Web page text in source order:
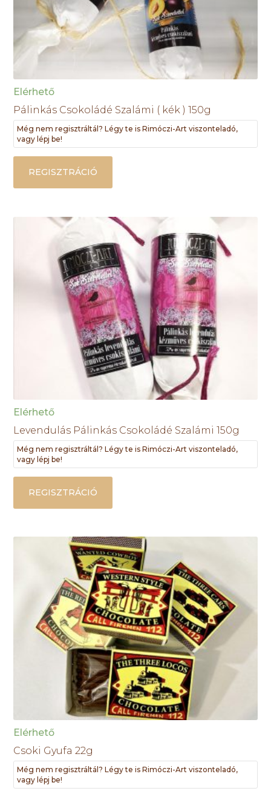
Elérhető
Pálinkás Csokoládé Szalámi ( kék ) 150g
Még nem regisztráltál? Légy te is Rimóczi-Art viszonteladó,
vagy lépj be!
REGISZTRÁCIÓ
Elérhető
Levendulás Pálinkás Csokoládé Szalámi 150g
Még nem regisztráltál? Légy te is Rimóczi-Art viszonteladó,
vagy lépj be!
REGISZTRÁCIÓ
Elérhető
Csoki Gyufa 22g
Még nem regisztráltál? Légy te is Rimóczi-Art viszonteladó,
vagy lépj be!